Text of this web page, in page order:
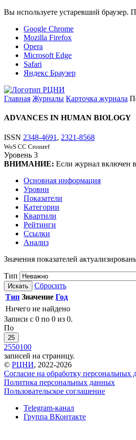
Вы используете устаревший браузер.
Google Chrome
Mozilla Firefox
Opera
Microsoft Edge
Safari
Яндекс Браузер
Главная Журналы Карточка журнала
ADVANCES IN HUMAN BIOLOGY
ISSN 2348-4691 , 2321-8568
WoS CC Crossref
Уровень 3
ВНИМАНИЕ: Если журнал включен
Основная информация
Уровни
Показатели
Категории
Квартили
Рейтинги
Ссылки
Анализ
Значения показателей
Тип
Искать
Сбросить
Тип Значение Год
Ничего не найдено
Записи с 0 по 0 из 0.
По
25
2550100
записей на страницу.
© РЦНИ, 2022-2026
Согласие на обработку персональных
Политика персональных данных
Пользовательское соглашение
Telegram-канал
Группа ВКонтакте